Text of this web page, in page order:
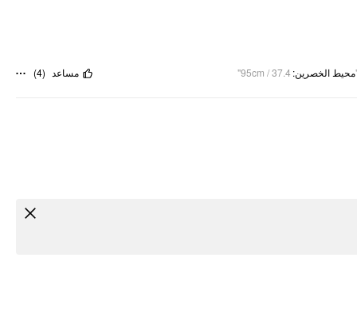
محيط الخصرين:
95cm / 37.4" مساعد (
4
)